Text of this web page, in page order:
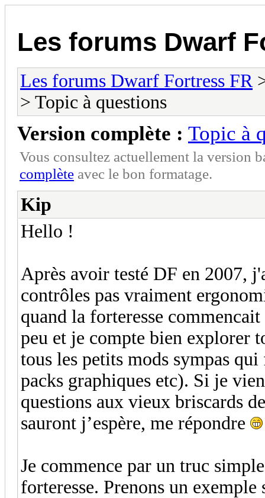
Les forums Dwarf
Les forums Dwarf Fortress FR
> Topic à questions
Version complète : Topic à
Vous consultez actuellement la version
complète avec le bon formatage.
Kip
Hello !
Après avoir testé DF en 2007,
contrôles pas vraiment
quand la forteresse
peu et je compte bien explorer
tous les petits mods sympas
packs graphiques etc). Si je
questions aux vieux briscards
sauront j’espère, me répondre
Je commence par un truc
forteresse. Prenons un